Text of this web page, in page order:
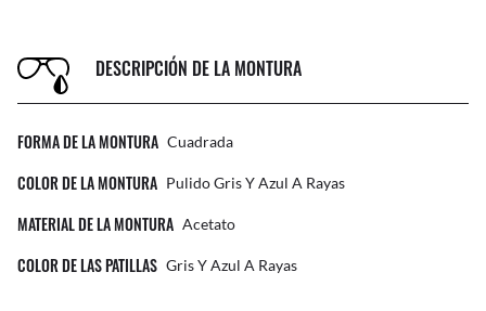
DESCRIPCIÓN DE LA MONTURA
FORMA DE LA MONTURA Cuadrada
COLOR DE LA MONTURA Pulido Gris Y Azul A Rayas
MATERIAL DE LA MONTURA Acetato
COLOR DE LAS PATILLAS Gris Y Azul A Rayas